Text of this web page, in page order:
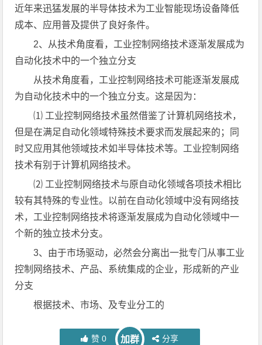
近年来迅猛发展的半导体技术为工业智能现场设备降低
成本、应用普及提供了良好条件。
2、从技术角度看，工业控制网络技术逐渐发展成为
自动化技术中的一个独立分支
从技术角度看，工业控制网络技术可能逐渐发展成
为自动化技术中的一个独立分支。这是因为：
⑴ 工业控制网络技术虽然借鉴了计算机网络技术，
但是在满足自动化领域特殊技术要求而发展起来的；同
时又应用其他领域技术如半导体技术等。工业控制网络
技术有别于计算机网络技术。
⑵ 工业控制网络技术与原自动化领域各项技术相比
较有其特殊的专业性。以前在自动化领域中没有网络技
术，工业控制网络技术将逐渐发展成为自动化领域中一
个新的独立技术分支。
3、由于市场驱动，必然会分离出一批专门从事工业
控制网络技术、产品、系统集成的企业，形成新的产业
分支
根据技术、市场、及专业分工的
赞 0 加群 分享